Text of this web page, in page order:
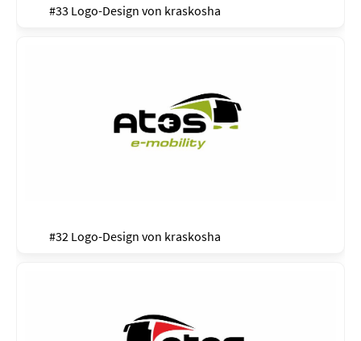
#33 Logo-Design von kraskosha
#32 Logo-Design von kraskosha